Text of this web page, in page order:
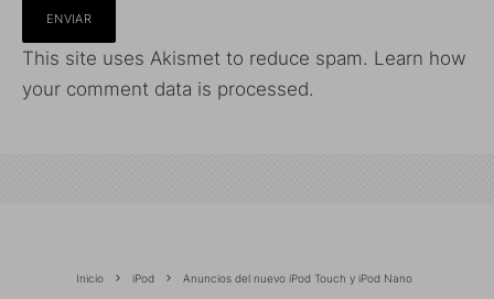
This site uses Akismet to reduce spam. Learn how
your comment data is processed.
Inicio iPod Anuncios del nuevo iPod Touch y iPod Nano